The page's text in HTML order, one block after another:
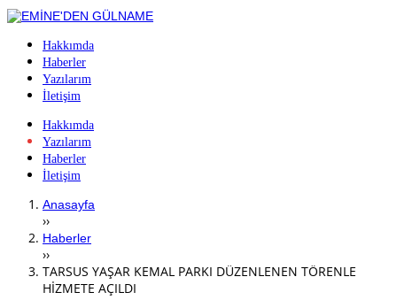
Hakkımda
Haberler
Yazılarım
İletişim
Hakkımda
Yazılarım
Haberler
İletişim
Anasayfa
››
Haberler
››
TARSUS YAŞAR KEMAL PARKI DÜZENLENEN TÖRENLE
HİZMETE AÇILDI